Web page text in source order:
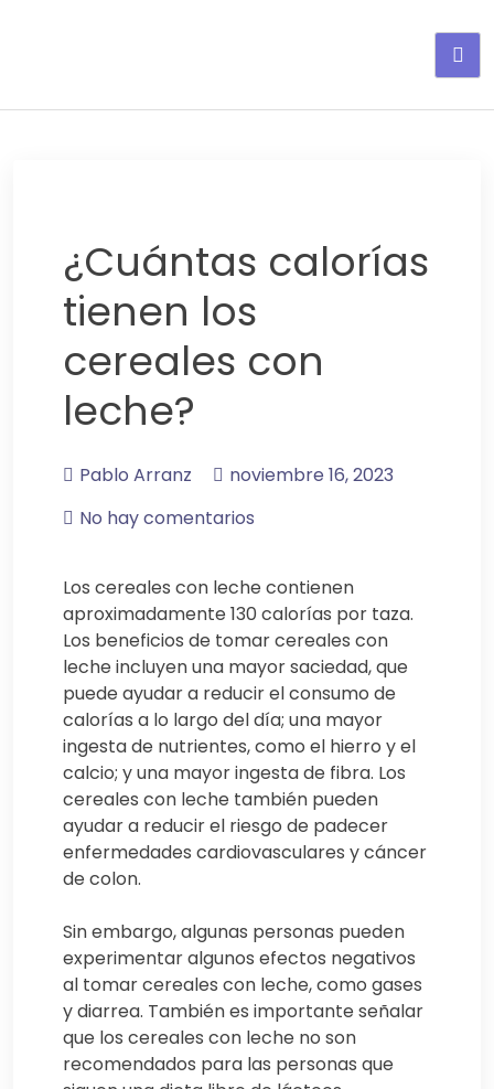
¿Cuántas calorías
tienen los
cereales con
leche?
Pablo Arranz
noviembre 16, 2023
No hay comentarios
Los cereales con leche contienen
aproximadamente 130 calorías por taza.
Los beneficios de tomar cereales con
leche incluyen una mayor saciedad, que
puede ayudar a reducir el consumo de
calorías a lo largo del día; una mayor
ingesta de nutrientes, como el hierro y el
calcio; y una mayor ingesta de fibra. Los
cereales con leche también pueden
ayudar a reducir el riesgo de padecer
enfermedades cardiovasculares y cáncer
de colon.
Sin embargo, algunas personas pueden
experimentar algunos efectos negativos
al tomar cereales con leche, como gases
y diarrea. También es importante señalar
que los cereales con leche no son
recomendados para las personas que